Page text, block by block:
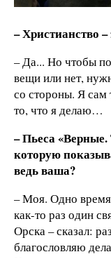
– Христианство
– Да... Но чтобы
вещи или нет,
со стороны. Я сам
то, что я делаю…
– Пьеса
которую
ведь ваша?
– Моя. Одно время
как-то раз один
Орска – сказал:
благословляю